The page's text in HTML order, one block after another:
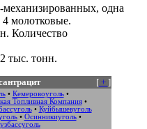
механизированных, одна
молотковые.
Количество
тыс. тонн.
[+ ]
• Кемеровоуголь•
Топливная Компания•
• Куйбышевуголь
• Осинникиуголь•